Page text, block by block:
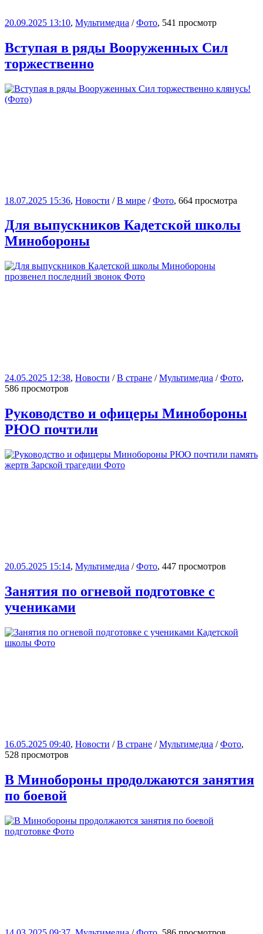
20.09.2025 13:10, Мультимедиа /Фото, 541 просмотр
Вступая в ряды Вооруженных Сил
торжественно
18.07.2025 15:36, Новости /В мире /Фото, 664 просмотра
Для выпускников Кадетской школы
Минобороны
24.05.2025 12:38, Новости /В стране /Мультимедиа /Фото,
586 просмотров
Руководство и офицеры Минобороны
РЮО почтили
20.05.2025 15:14, Мультимедиа /Фото, 447 просмотров
Занятия по огневой подготовке с
учениками
16.05.2025 09:40, Новости /В стране /Мультимедиа /Фото,
528 просмотров
В Минобороны продолжаются занятия
по боевой